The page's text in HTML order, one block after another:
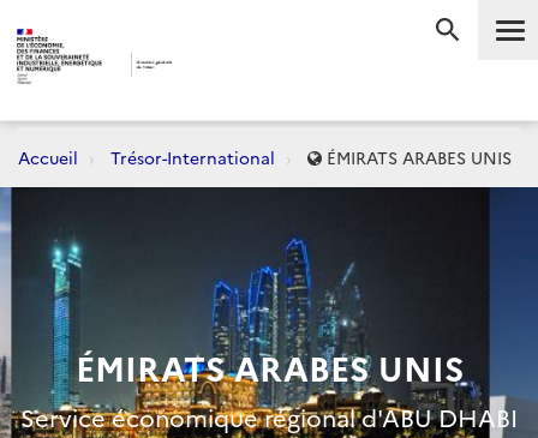
Accueil Trésor-International ÉMIRATS ARABES UNIS
ÉMIRATS ARABES UNIS
Service économique régional d'ABU DHABI